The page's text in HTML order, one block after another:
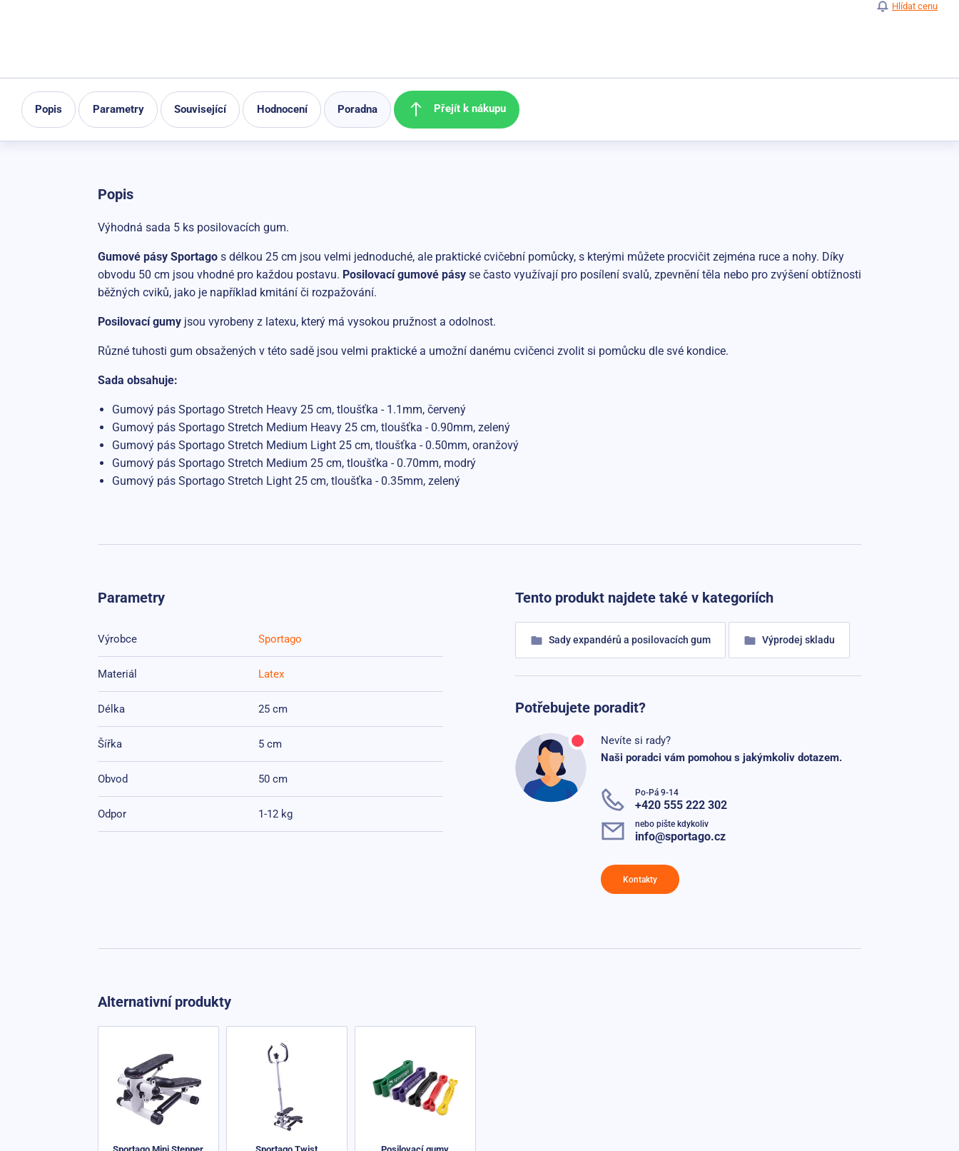
Hlídat cenu
Popis Parametry Související Hodnocení Poradna Přejít k nákupu
Popis
Výhodná sada 5 ks posilovacích gum.
Gumové pásy Sportagos délkou 25 cm jsou velmi jednoduché, ale praktické cvičební pomůcky, s kterými můžete procvičit zejména ruce a nohy. Díky
obvodu 50 cm jsou vhodné pro každou postavu. Posilovací gumové pásyse často využívají pro posílení svalů, zpevnění těla nebo pro zvýšení obtížnosti
běžných cviků, jako je například kmitání či rozpažování.
Posilovací gumyjsou vyrobeny z latexu, který má vysokou pružnost a odolnost.
Různé tuhosti gum obsažených v této sadě jsou velmi praktické a umožní danému cvičenci zvolit si pomůcku dle své kondice.
Sada obsahuje:
Gumový pás Sportago Stretch Heavy 25 cm, tloušťka - 1.1mm, červený
Gumový pás Sportago Stretch Medium Heavy 25 cm, tloušťka - 0.90mm, zelený
Gumový pás Sportago Stretch Medium Light 25 cm, tloušťka - 0.50mm, oranžový
Gumový pás Sportago Stretch Medium 25 cm, tloušťka - 0.70mm, modrý
Gumový pás Sportago Stretch Light 25 cm, tloušťka - 0.35mm, zelený
Parametry
Výrobce Sportago
Materiál Latex
Délka 25 cm
Šířka 5 cm
Obvod 50 cm
Odpor 1-12 kg
Tento produkt najdete také v kategoriích
Sady expandérů a posilovacích gum Výprodej skladu
Potřebujete poradit?
Nevíte si rady?
Naši poradci vám pomohou s jakýmkoliv dotazem.
Po-Pá 9-14
+420 555 222 302
nebo pište kdykoliv
info@sportago.cz
Kontakty
Alternativní produkty